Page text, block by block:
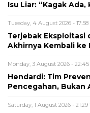
Isu Liar: “Kagak Ada,
Tuesday, 4 August 2026 -
Terjebak Eksploitasi
Akhirnya Kembali ke
Monday, 3 August 2026 -
Hendardi: Tim
Pencegahan, Bukan
Saturday, 1 August 2026 -